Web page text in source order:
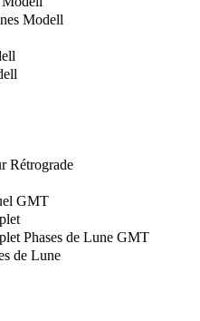
Modell
Rétrograde
GMT
Phases de Lune GMT
de Lune